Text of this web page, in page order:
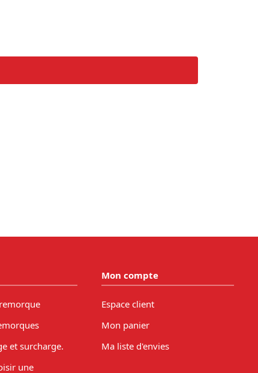
et surcharge.
une
Mon compte
Espace client
Mon panier
Ma liste d'envies